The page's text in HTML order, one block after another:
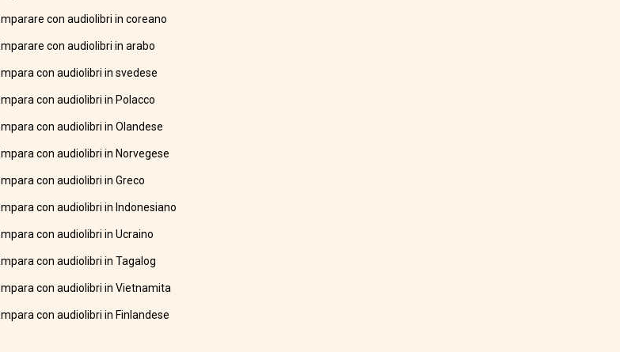
Imparare con audiolibri in coreano
Imparare con audiolibri in arabo
Impara con audiolibri in svedese
Impara con audiolibri in Polacco
Impara con audiolibri in Olandese
Impara con audiolibri in Norvegese
Impara con audiolibri in Greco
Impara con audiolibri in Indonesiano
Impara con audiolibri in Ucraino
Impara con audiolibri in Tagalog
Impara con audiolibri in Vietnamita
Impara con audiolibri in Finlandese